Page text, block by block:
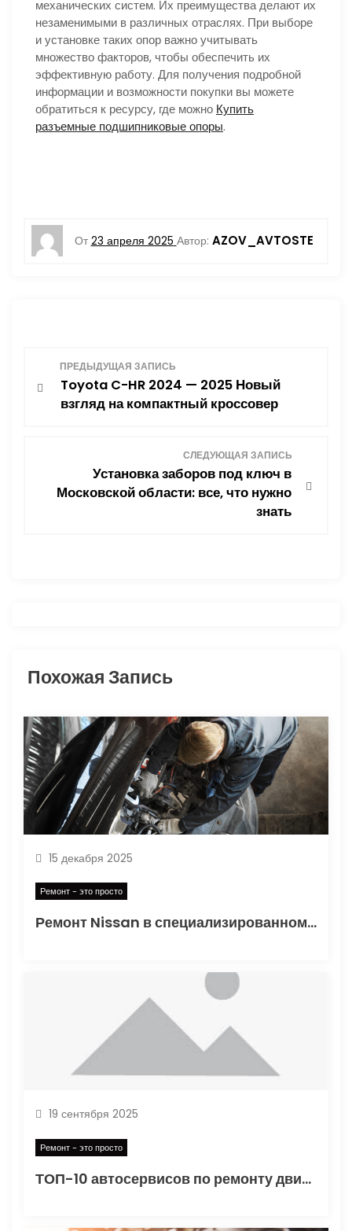
механических систем. Их преимущества делают их
незаменимыми в различных отраслях. При выборе
и установке таких опор важно учитывать
множество факторов, чтобы обеспечить их
эффективную работу. Для получения подробной
информации и возможности покупки вы можете
обратиться к ресурсу, где можно Купить
разъемные подшипниковые опоры.
От 23 апреля 2025 Автор: AZOV_AVTOSTE
п
о
з
а
и
с
я
ПРЕДЫДУЩАЯ ЗАПИСЬ
Toyota C-HR 2024 — 2025 Новый
взгляд на компактный кроссовер
СЛЕДУЮЩАЯ ЗАПИСЬ
Установка заборов под ключ в
Московской области: все, что нужно
знать
Похожая Запись
15 декабря 2025
Ремонт - это просто
Ремонт Nissan в специализированном сервисе: Забота о японской надежности
19 сентября 2025
Ремонт - это просто
ТОП-10 автосервисов по ремонту двигателей Chery в Санкт-Петербурге